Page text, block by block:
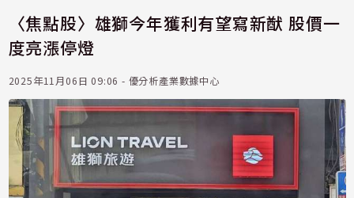
〈焦點股〉雄獅今年獲利有望寫新猷 股價一
度亮漲停燈
2025年11月06日 09:06 - 優分析產業數據中心